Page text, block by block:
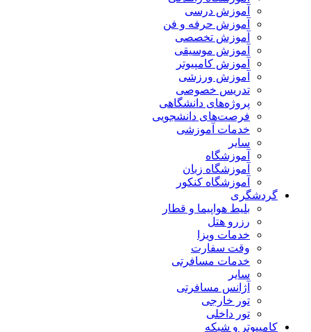
آموزش درسی
آموزش حرفه و فن
آموزش تخصصی
آموزش موسیقی
آموزش کامپیوتر
آموزش ورزشی
تدریس خصوصی
پروژه‌های دانشگاهی
فرصت‌های دانشجویی
خدمات آموزشی
سایر
آموزشگاه
آموزشگاه زبان
آموزشگاه کنکور
گردشگری
بلیط هواپیما و قطار
رزرو هتل
خدمات ویزا
وقت سفارت
خدمات مسافرتی
سایر
آژانس مسافرتی
تور خارجی
تور داخلی
کامپیوتر و شبکه